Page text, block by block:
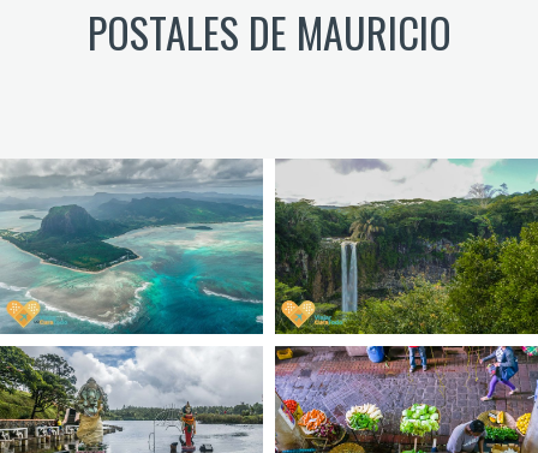
POSTALES DE MAURICIO